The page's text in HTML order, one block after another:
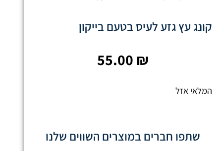
קונג עץ גזע לעיס בטעם בייקון
55.00 ₪
המלאי אזל
שתפו חברים במוצרים השווים שלנו